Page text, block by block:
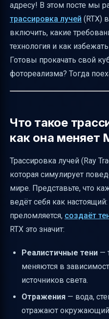
Два способа
Как проверить, что
Оптимизация
Альтернативы RTX
Безопасность и
Итог: почему стоит
Полезные ссылки
адресу! В этом посте мы
трассировка лучей (RTX)
включить, какие
технология и как
Готовы прокачать свой
фотореализма? Тогда
Что такое
как она меняет
Трассировка лучей (Ray
которая симулирует
мире. Представьте, что
ведёт себя как
преломляется, создаёт
RTX это значит:
Реалистичные тени —
меняются в
источников света.
Отражения — вода,
отражают